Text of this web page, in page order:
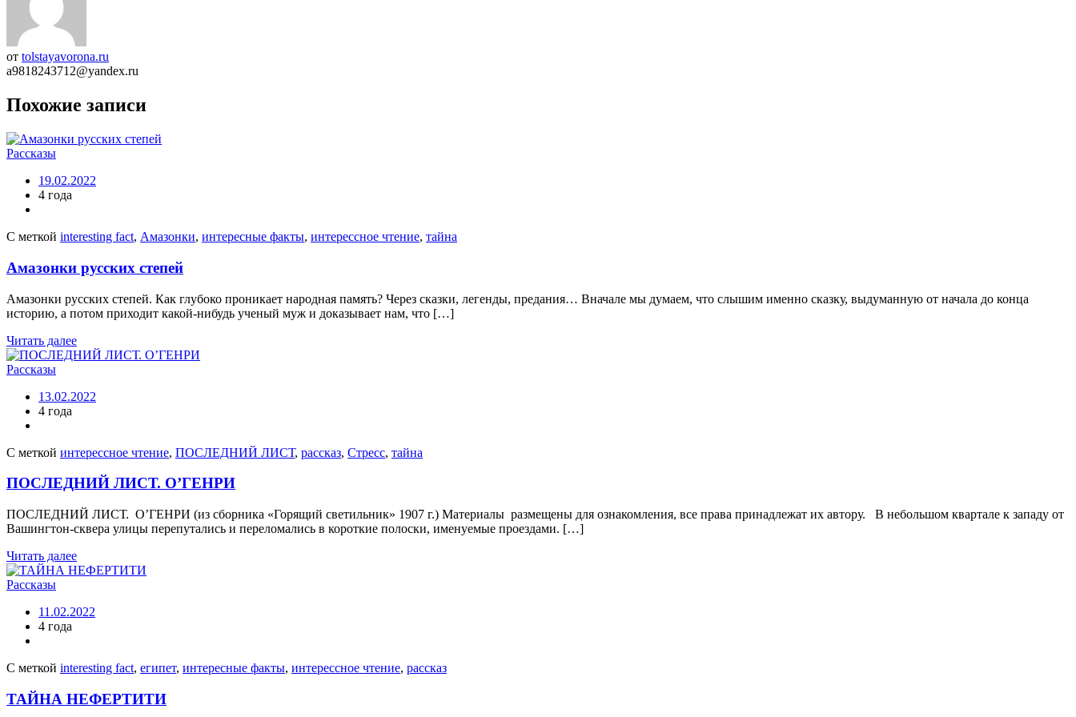
от tolstayavorona.ru
a9818243712@yandex.ru
Похожие записи
Рассказы
19.02.2022
4 года
С меткой interesting fact, Амазонки, интересные факты, интерессное чтение, тайна
Амазонки русских степей
Амазонки русских степей. Как глубоко проникает народная память? Через сказки, легенды, предания… Вначале мы думаем, что слышим именно сказку, выдуманную от начала до конца
историю, а потом приходит какой-нибудь ученый муж и доказывает нам, что […]
Читать далее
Рассказы
13.02.2022
4 года
С меткой интерессное чтение, ПОСЛЕДНИЙ ЛИСТ, рассказ, Стресс, тайна
ПОСЛЕДНИЙ ЛИСТ. О’ГЕНРИ
ПОСЛЕДНИЙ ЛИСТ. О’ГЕНРИ (из сборника «Горящий светильник» 1907 г.) Материалы размещены для ознакомления, все права принадлежат их автору. В небольшом квартале к западу от
Вашингтон-сквера улицы перепутались и переломались в короткие полоски, именуемые проeздами. […]
Читать далее
Рассказы
11.02.2022
4 года
С меткой interesting fact, египет, интересные факты, интерессное чтение, рассказ
ТАЙНА НЕФЕРТИТИ